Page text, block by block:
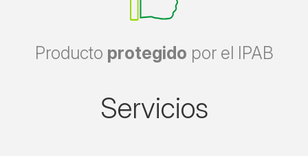
Producto protegido por el IPAB
Servicios